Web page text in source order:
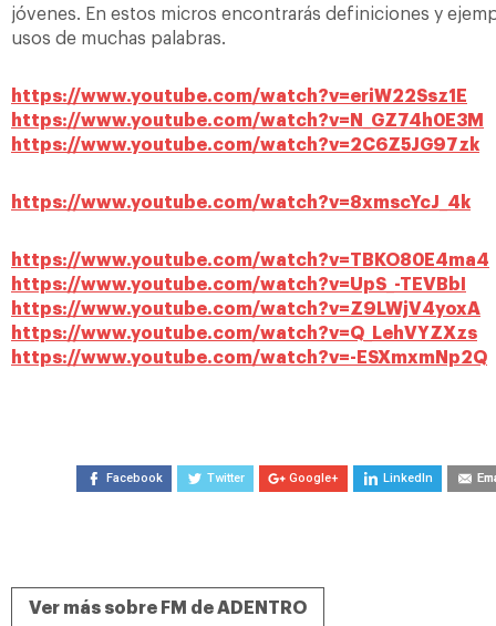
jóvenes. En estos micros encontrarás definiciones y
usos de muchas palabras.
https://www.youtube.com/watch?v=eriW22Ssz1E
https://www.youtube.com/watch?v=N_GZ74h0E3M
https://www.youtube.com/watch?v=2C6Z5JG97zk
https://www.youtube.com/watch?v=8xmscYcJ_4k
https://www.youtube.com/watch?v=TBKO80E4ma4
https://www.youtube.com/watch?v=UpS_-TEVBbI
https://www.youtube.com/watch?v=Z9LWjV4yoxA
https://www.youtube.com/watch?v=Q_LehVYZXzs
https://www.youtube.com/watch?v=-ESXmxmNp2Q
Facebook Twitter Google+ LinkedIn
Ver más sobre FM de ADENTRO